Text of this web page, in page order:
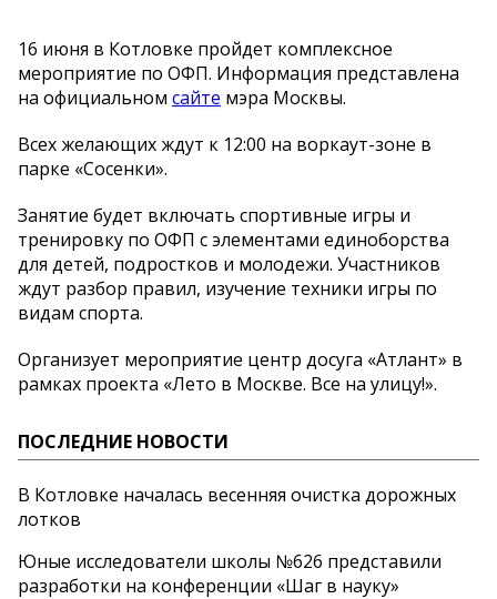
16 июня в Котловке пройдет комплексное
мероприятие по ОФП. Информация представлена
на официальном сайте мэра Москвы.
Всех желающих ждут к 12:00 на воркаут-зоне в
парке «Сосенки».
Занятие будет включать спортивные игры и
тренировку по ОФП с элементами единоборства
для детей, подростков и молодежи. Участников
ждут разбор правил, изучение техники игры по
видам спорта.
Организует мероприятие центр досуга «Атлант» в
рамках проекта «Лето в Москве. Все на улицу!».
ПОСЛЕДНИЕ НОВОСТИ
В Котловке началась весенняя очистка дорожных
лотков
Юные исследователи школы №626 представили
разработки на конференции «Шаг в науку»